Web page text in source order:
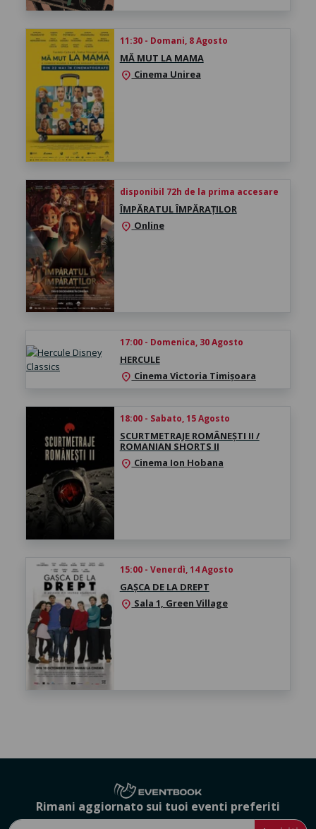
11:30 - Domani, 8 Agosto
MĂ MUT LA MAMA
location_on Cinema Unirea
disponibil 72h de la prima accesare
ÎMPĂRATUL ÎMPĂRAȚILOR
location_on Online
17:00 - Domenica, 30 Agosto
HERCULE
location_on Cinema Victoria Timișoara
18:00 - Sabato, 15 Agosto
SCURTMETRAJE ROMÂNEȘTI II /
ROMANIAN SHORTS II
location_on Cinema Ion Hobana
15:00 - Venerdì, 14 Agosto
GAȘCA DE LA DREPT
location_on Sala 1, Green Village
Rimani aggiornato sui tuoi eventi preferiti